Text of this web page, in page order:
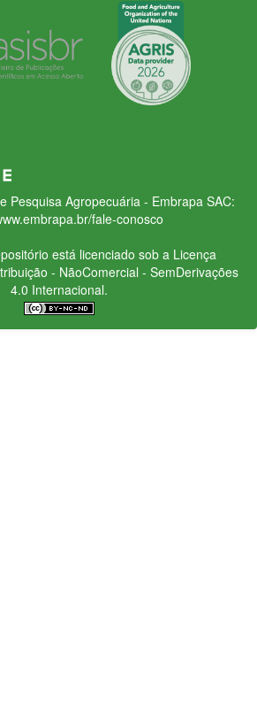
Pesquisa Agropecuária - Embrapa SAC:
fale-conosco
está licenciado sob a Licença
- NãoComercial - SemDerivações
4.0 Internacional.